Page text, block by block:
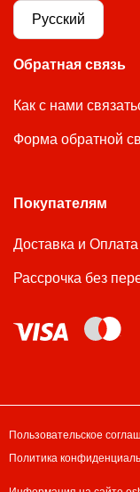
Русский
Обратная связь
Как с нами
Форма обратной
Покупателям
Доставка и Оплата
Рассрочка без
Пользовательское
Политика